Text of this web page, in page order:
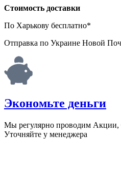
Стоимость доставки
По Харькову бесплатно*
Отправка по Украине Новой
Экономьте деньги
Мы регулярно проводим Акции,
Уточняйте у менеджера